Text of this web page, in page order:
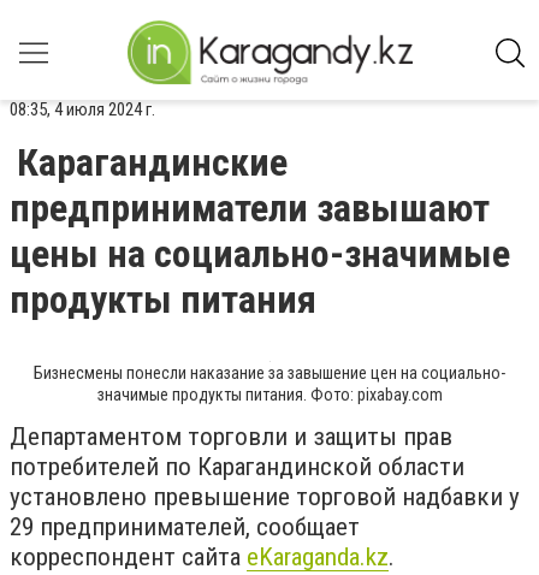
08:35, 4 июля 2024 г.
Карагандинские
предприниматели завышают
цены на социально-значимые
продукты питания
Бизнесмены понесли наказание за завышение цен на социально-
значимые продукты питания. Фото: pixabay.com
Департаментом торговли и защиты прав
потребителей по Карагандинской области
установлено превышение торговой надбавки у
29 предпринимателей, сообщает
корреспондент сайта eKaraganda.kz.